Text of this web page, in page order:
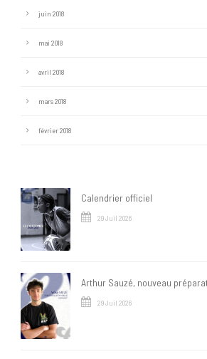
juin 2018
mai 2018
avril 2018
mars 2018
février 2018
Calendrier officiel
29 Juil 2026
Arthur Sauzé, nouveau
29 Juil 2026